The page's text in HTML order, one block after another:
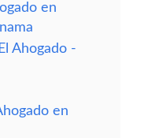
en
Ahogado -
en